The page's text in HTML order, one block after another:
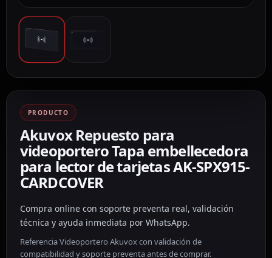
PRODUCTO
Akuvox Repuesto para
videoportero Tapa embellecedora
para lector de tarjetas AK-SPX915-
CARDCOVER
Compra online con soporte preventa real, validación
técnica y ayuda inmediata por WhatsApp.
Referencia Videoportero Akuvox con validación de
compatibilidad y soporte preventa antes de comprar.